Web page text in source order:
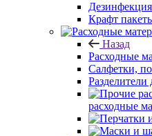
Крафт
Назад
Расходные
Салфетки,
Разделители
расходные